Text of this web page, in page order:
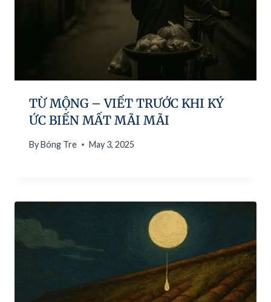
TỪ MỘNG – VIẾT TRƯỚC KHI KÝ
ỨC BIẾN MẤT MÃI MÃI
By Bóng Tre May 3, 2025